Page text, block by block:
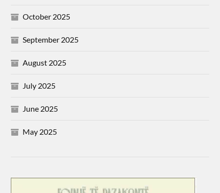
October 2025
September 2025
August 2025
July 2025
June 2025
May 2025